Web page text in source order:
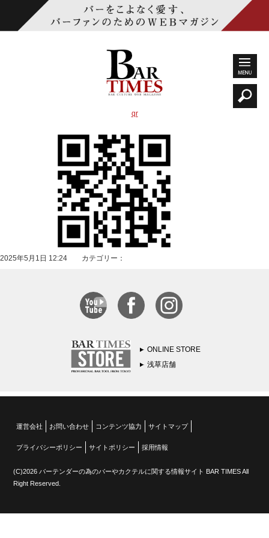
qr
2025年5月1日 12:24 カテゴリー：
ONLINE STORE
浅草店舗
運営会社 お問い合わせ コンテンツ協力 サイトマップ
プライバシーポリシー サイトポリシー 採用情報
(C)2026 バーテンダーの為のバーやカクテルに関する情報サイト BAR TIMES All
Right Reserved.